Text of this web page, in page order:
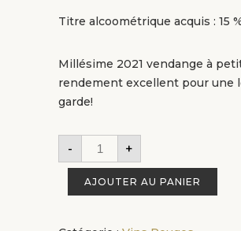
Titre alcoométrique acquis : 15
Millésime 2021 vendange à
rendement excellent pour une
garde!
- +
AJOUTER AU PANIER